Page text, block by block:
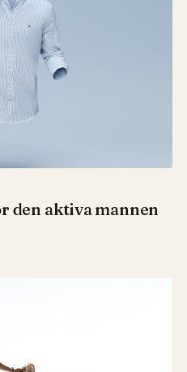
den aktiva mannen